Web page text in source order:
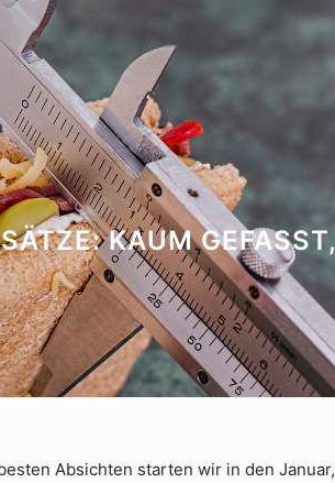
KAUM GEFASST,
Absichten starten wir in den Januar,